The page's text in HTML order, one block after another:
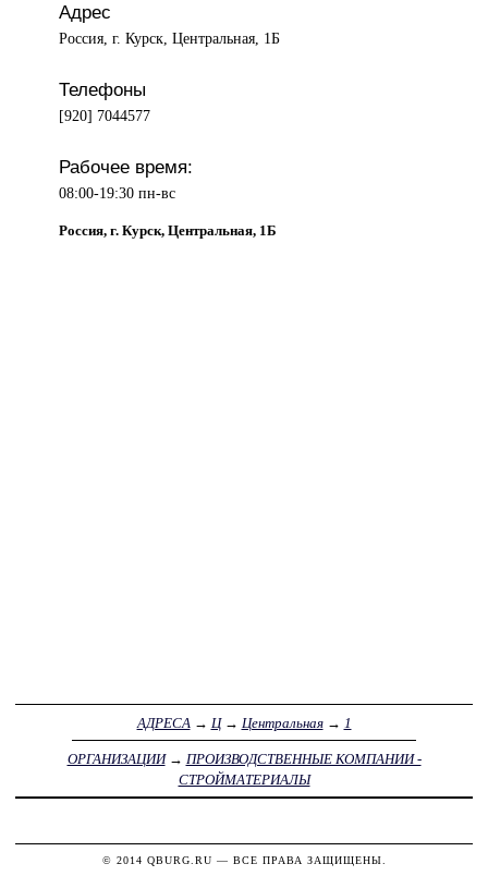
Адрес
Россия, г. Курск, Центральная, 1Б
Телефоны
[920] 7044577
Рабочее время:
08:00-19:30 пн-вс
Россия, г. Курск, Центральная, 1Б
АДРЕСА → Ц→ Центральная→ 1
ОРГАНИЗАЦИИ→ ПРОИЗВОДСТВЕННЫЕ КОМПАНИИ -
СТРОЙМАТЕРИАЛЫ
© 2014 QBURG.RU — ВСЕ ПРАВА ЗАЩИЩЕНЫ.